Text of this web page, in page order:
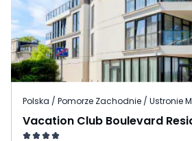
Polska / Pomorze Zachodnie / Ustronie
Vacation Club Boulevard